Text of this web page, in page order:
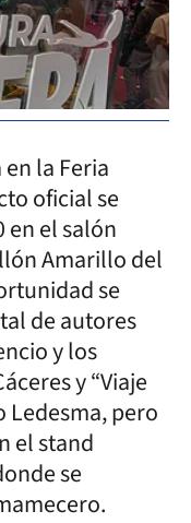
la Feria
oficial se
en el salón
Amarillo del
se
de autores
y los
y “Viaje
Ledesma, pero
el stand
se